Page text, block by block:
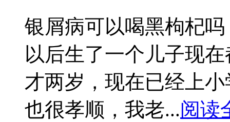
银屑病可以喝黑枸杞
以后生了一个儿子现
才两岁，现在已经上
也很孝顺，我老...阅读